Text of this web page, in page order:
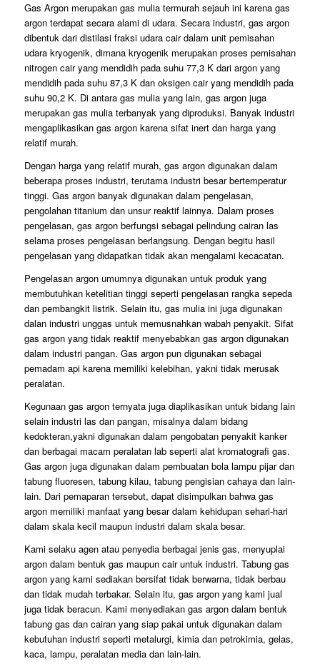
Gas Argon merupakan gas mulia termurah sejauh ini karena gas
argon terdapat secara alami di udara. Secara industri, gas argon
dibentuk dari distilasi fraksi udara cair dalam unit pemisahan
udara kryogenik, dimana kryogenik merupakan proses pemisahan
nitrogen cair yang mendidih pada suhu 77,3 K dari argon yang
mendidih pada suhu 87,3 K dan oksigen cair yang mendidih pada
suhu 90,2 K. Di antara gas mulia yang lain, gas argon juga
merupakan gas mulia terbanyak yang diproduksi. Banyak industri
mengaplikasikan gas argon karena sifat inert dan harga yang
relatif murah.
Dengan harga yang relatif murah, gas argon digunakan dalam
beberapa proses industri, terutama industri besar bertemperatur
tinggi. Gas argon banyak digunakan dalam pengelasan,
pengolahan titanium dan unsur reaktif lainnya. Dalam proses
pengelasan, gas argon berfungsi sebagai pelindung cairan las
selama proses pengelasan berlangsung. Dengan begitu hasil
pengelasan yang didapatkan tidak akan mengalami kecacatan.
Pengelasan argon umumnya digunakan untuk produk yang
membutuhkan ketelitian tinggi seperti pengelasan rangka sepeda
dan pembangkit listrik. Selain itu, gas mulia ini juga digunakan
dalan industri unggas untuk memusnahkan wabah penyakit. Sifat
gas argon yang tidak reaktif menyebabkan gas argon digunakan
dalam industri pangan. Gas argon pun digunakan sebagai
pemadam api karena memiliki kelebihan, yakni tidak merusak
peralatan.
Kegunaan gas argon ternyata juga diaplikasikan untuk bidang lain
selain industri las dan pangan, misalnya dalam bidang
kedokteran,yakni digunakan dalam pengobatan penyakit kanker
dan berbagai macam peralatan lab seperti alat kromatografi gas.
Gas argon juga digunakan dalam pembuatan bola lampu pijar dan
tabung fluoresen, tabung kilau, tabung pengisian cahaya dan lain-
lain. Dari pemaparan tersebut, dapat disimpulkan bahwa gas
argon memiliki manfaat yang besar dalam kehidupan sehari-hari
dalam skala kecil maupun industri dalam skala besar.
Kami selaku agen atau penyedia berbagai jenis gas, menyuplai
argon dalam bentuk gas maupun cair untuk industri. Tabung gas
argon yang kami sediakan bersifat tidak berwarna, tidak berbau
dan tidak mudah terbakar. Selain itu, gas argon yang kami jual
juga tidak beracun. Kami menyediakan gas argon dalam bentuk
tabung gas dan cairan yang siap pakai untuk digunakan dalam
kebutuhan industri seperti metalurgi, kimia dan petrokimia, gelas,
kaca, lampu, peralatan media dan lain-lain.